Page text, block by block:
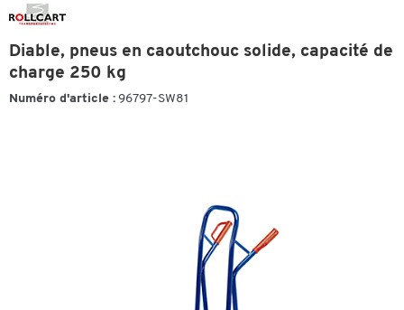
Diable, pneus en caoutchouc solide, capacité de
charge 250 kg
Numéro d'article : 96797-SW81